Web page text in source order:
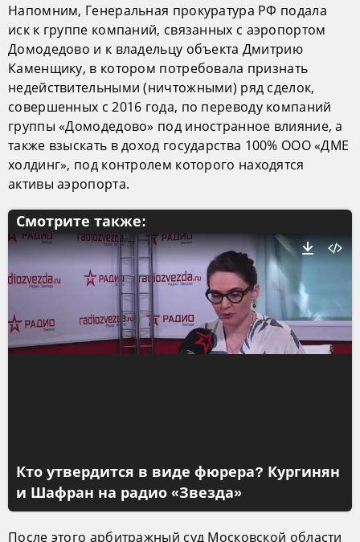
Напомним, Генеральная прокуратура РФ подала
иск к группе компаний, связанных с аэропортом
Домодедово и к владельцу объекта Дмитрию
Каменщику, в котором потребовала признать
недействительными (ничтожными) ряд сделок,
совершенных с 2016 года, по переводу компаний
группы «Домодедово» под иностранное влияние, а
также взыскать в доход государства 100% ООО «ДМЕ
холдинг», под контролем которого находятся
активы аэропорта.
Смотрите также:
Кто утвердится в виде фюрера? Кургинян
и Шафран на радио «Звезда»
После этого арбитражный суд Московской области